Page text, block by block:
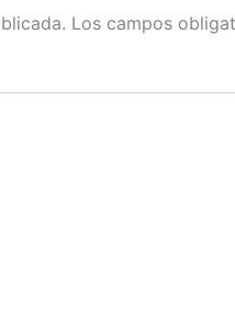
Los campos